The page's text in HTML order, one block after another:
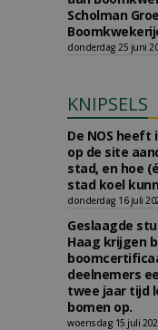
Scholman
donderdag 25 juni
KNIPSELS
De NOS heeft
op de site
stad, en hoe
stad koel
donderdag 16 juli
Geslaagde
Haag krijgen
deelnemers
twee jaar tijd
bomen op.
woensdag 15 juli